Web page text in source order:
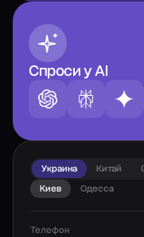
Спроси у AI
Украина Китай
Киев
Одесса
Телефон